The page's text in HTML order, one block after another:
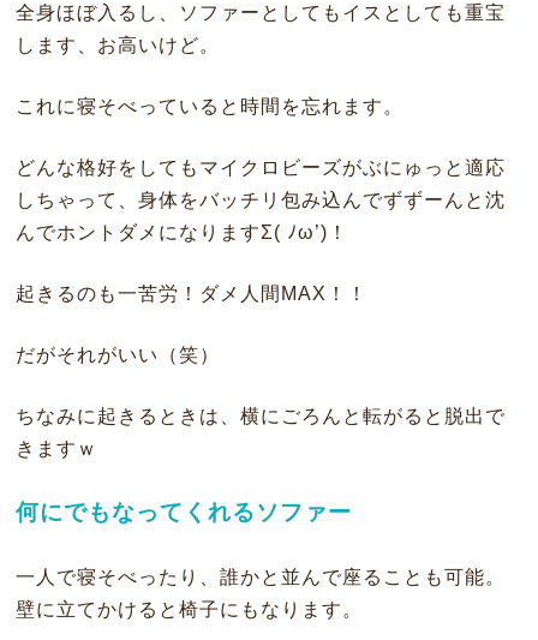
全身ほぼ入るし、ソファーとしてもイスとしても重宝
します、お高いけど。
これに寝そべっていると時間を忘れます。
どんな格好をしてもマイクロビーズがぶにゅっと適応
しちゃって、身体をバッチリ包み込んでずずーんと沈
んでホントダメになりますΣ( ﾉω’)！
起きるのも一苦労！ダメ人間MAX！！
だがそれがいい（笑）
ちなみに起きるときは、横にごろんと転がると脱出で
きますｗ
何にでもなってくれるソファー
一人で寝そべったり、誰かと並んで座ることも可能。
壁に立てかけると椅子にもなります。